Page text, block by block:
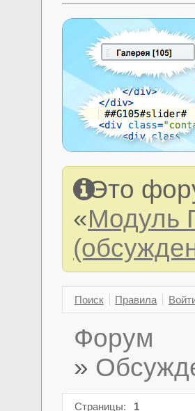
Это
«Модуль
Поиск Правила
Форум
»
Страницы: 1